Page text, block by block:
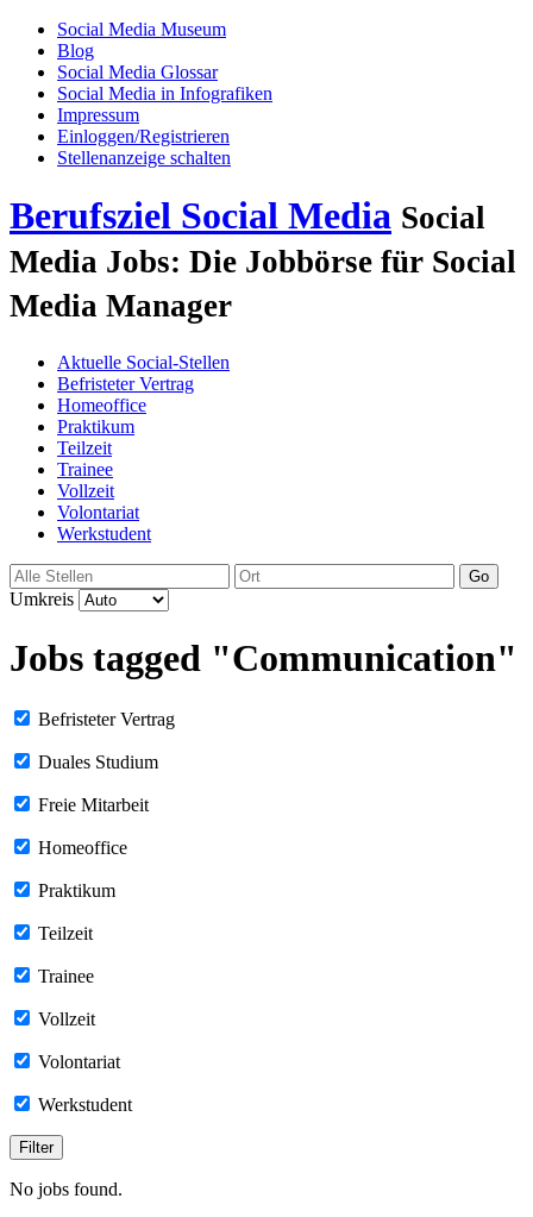
Social Media Museum
Blog
Social Media Glossar
Social Media in Infografiken
Impressum
Einloggen/Registrieren
Stellenanzeige schalten
Berufsziel Social Media Social
Media Jobs: Die Jobbörse für Social
Media Manager
Aktuelle Social-Stellen
Befristeter Vertrag
Homeoffice
Praktikum
Teilzeit
Trainee
Vollzeit
Volontariat
Werkstudent
Go
Umkreis
Jobs tagged "Communication"
Befristeter Vertrag
Duales Studium
Freie Mitarbeit
Homeoffice
Praktikum
Teilzeit
Trainee
Vollzeit
Volontariat
Werkstudent
No jobs found.